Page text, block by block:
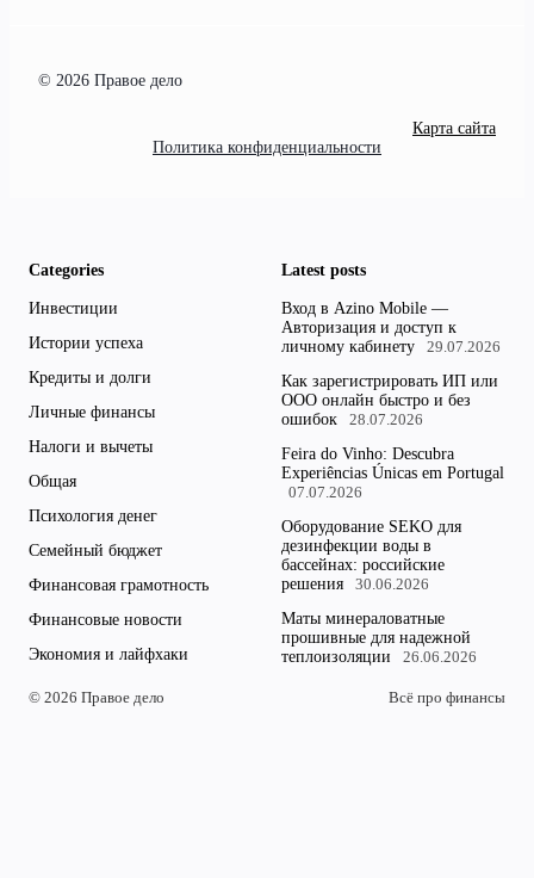
© 2026 Правое дело
Карта сайта
Политика конфиденциальности
Categories
Инвестиции
Истории успеха
Кредиты и долги
Личные финансы
Налоги и вычеты
Общая
Психология денег
Семейный бюджет
Финансовая грамотность
Финансовые новости
Экономия и лайфхаки
Latest posts
Вход в Azino Mobile —
Авторизация и доступ к
личному кабинету
29.07.2026
Как зарегистрировать ИП или
ООО онлайн быстро и без
ошибок
28.07.2026
Feira do Vinho: Descubra
Experiências Únicas em Portugal
07.07.2026
Оборудование SEKO для
дезинфекции воды в
бассейнах: российские
решения
30.06.2026
Маты минераловатные
прошивные для надежной
теплоизоляции
26.06.2026
© 2026 Правое дело Всё про финансы